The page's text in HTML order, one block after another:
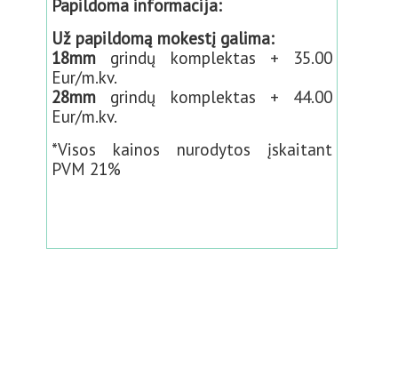
Papildoma informacija:
Už papildomą mokestį galima:
18mm grindų komplektas + 35.00
Eur/m.kv.
28mm grindų komplektas + 44.00
Eur/m.kv.
*Visos kainos nurodytos įskaitant
PVM 21%